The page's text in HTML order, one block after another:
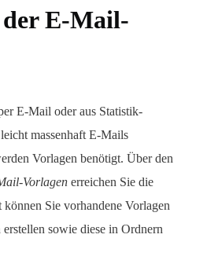
E-Mail-
E-Mail oder aus Statistik-
massenhaft E-Mails
Vorlagen benötigt. Über den
Vorlagen erreichen Sie die
Sie vorhandene Vorlagen
sowie diese in Ordnern